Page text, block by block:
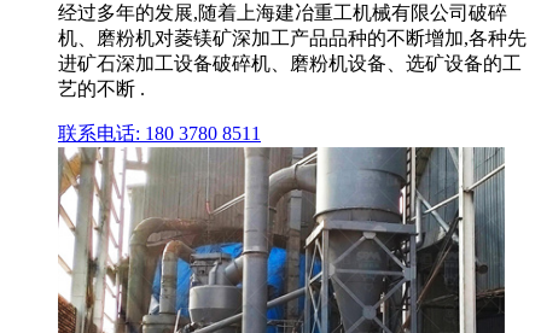
经过多年的发展,随着上海建冶重工机械有限公司破碎
机、磨粉机对菱镁矿深加工产品品种的不断增加,各种先
进矿石深加工设备破碎机、磨粉机设备、选矿设备的工
艺的不断 .
联系电话: 180 3780 8511